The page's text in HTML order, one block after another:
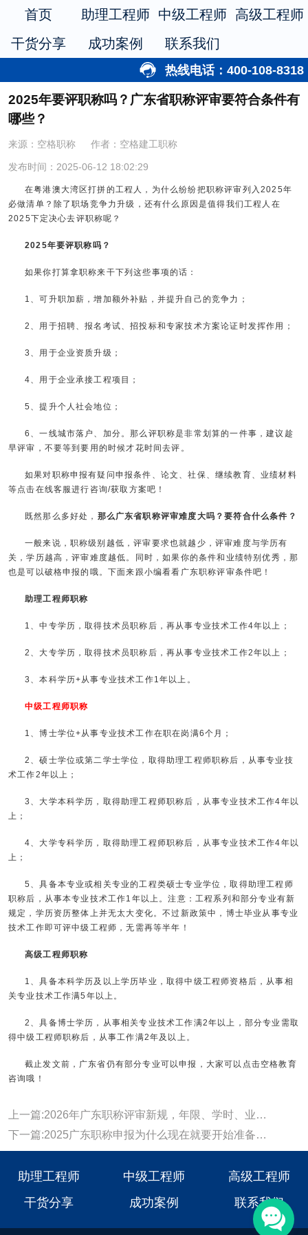
首页 助理工程师 中级工程师 高级工程师
干货分享
成功案例 联系我们
热线电话：400-108-8318
2025年要评职称吗？广东省职称评审要符合条件有
哪些？
来源：空格职称 作者：空格建工职称
发布时间：2025-06-12 18:02:29
在粤港澳大湾区打拼的工程人，为什么纷纷把职称评审列入2025年
必做清单？除了职场竞争力升级，还有什么原因是值得我们工程人在
2025下定决心去评职称呢？
2025年要评职称吗？
如果你打算拿职称来干下列这些事项的话：
1、可升职加薪，增加额外补贴，并提升自己的竞争力；
2、用于招聘、报名考试、招投标和专家技术方案论证时发挥作用；
3、用于企业资质升级；
4、用于企业承接工程项目；
5、提升个人社会地位；
6、一线城市落户、加分。那么评职称是非常划算的一件事，建议趁
早评审，不要等到要用的时候才花时间去评。
如果对职称申报有疑问申报条件、论文、社保、继续教育、业绩材料
等点击在线客服进行咨询/获取方案吧！
既然那么多好处， 那么广东省职称评审难度大吗？要符合什么条件？
一般来说，职称级别越低，评审要求也就越少，评审难度与学历有
关，学历越高，评审难度越低。同时，如果你的条件和业绩特别优秀，那
也是可以破格申报的哦。下面来跟小编看看广东职称评审条件吧！
助理工程师职称
1、中专学历，取得技术员职称后，再从事专业技术工作4年以上；
2、大专学历，取得技术员职称后，再从事专业技术工作2年以上；
3、本科学历+从事专业技术工作1年以上。
中级工程师职称
1、博士学位+从事专业技术工作在职在岗满6个月；
2、硕士学位或第二学士学位，取得助理工程师职称后，从事专业技
术工作2年以上；
3、大学本科学历，取得助理工程师职称后，从事专业技术工作4年以
上；
4、大学专科学历，取得助理工程师职称后，从事专业技术工作4年以
上；
5、具备本专业或相关专业的工程类硕士专业学位，取得助理工程师
职称后，从事本专业技术工作1年以上。注意：工程系列和部分专业有新
规定，学历资历整体上并无太大变化。不过新政策中，博士毕业从事专业
技术工作即可评中级工程师，无需再等半年！
高级工程师职称
1、具备本科学历及以上学历毕业，取得中级工程师资格后，从事相
关专业技术工作满5年以上。
2、具备博士学历，从事相关专业技术工作满2年以上，部分专业需取
得中级工程师职称后，从事工作满2年及以上。
截止发文前，广东省仍有部分专业可以申报，大家可以点击空格教育
咨询哦！
上一篇:2026年广东职称评审新规，年限、学时、业绩论文全面调整~
下一篇:2025广东职称申报为什么现在就要开始准备?该做什么准备?
助理工程师 中级工程师
高级工程师
干货分享
成功案例 联系我们